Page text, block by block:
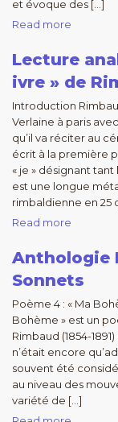
et évoque des […]
Read more
Lecture
ivre » de
Introduction
Verlaine à paris
qu’il va réciter au
écrit à la première
« je » désignant
est une longue
rimbaldienne en 25
Read more
Anthologie
Sonnets
Poème 4 : « Ma
Bohème » est un
Rimbaud (1854-
n’était encore
souvent été
au niveau des
variété de […]